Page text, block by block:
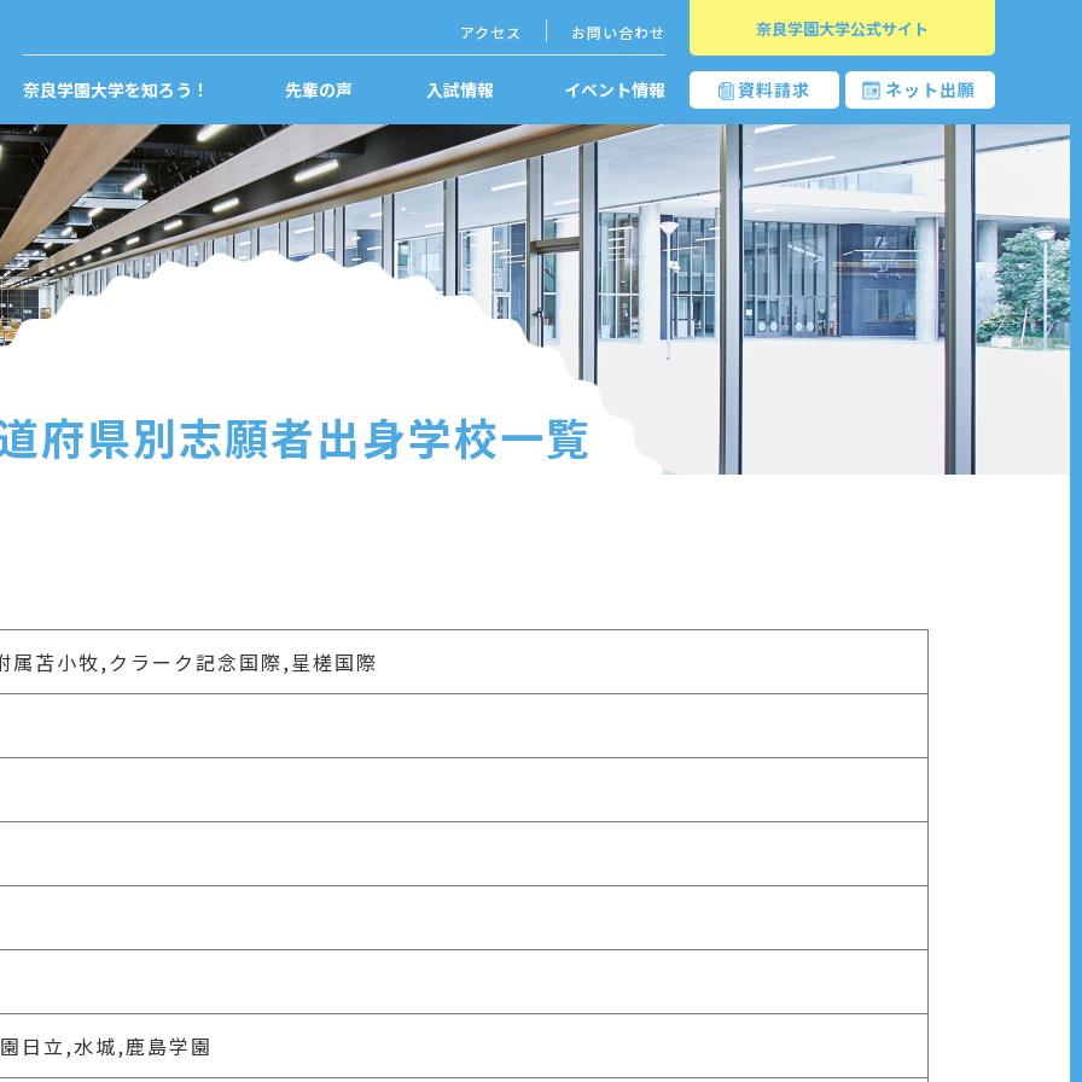
アクセス お問い合わせ
奈良学園大学を知ろう！ 先輩の声 入試情報 イベント情報
奈良学園大学公式サイト
資料請求 ネット出願
府県別志願者出身学校一覧
属苫小牧,クラーク記念国際,星槎国際
日立,水城,鹿島学園